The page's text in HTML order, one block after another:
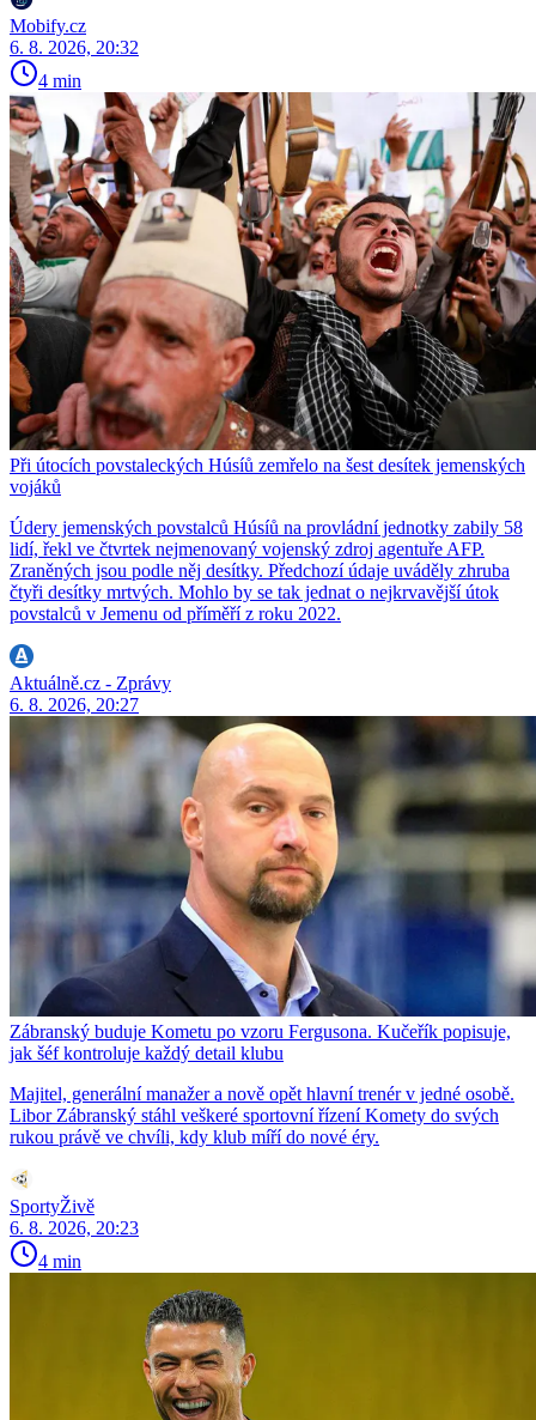
Mobify.cz
6. 8. 2026, 20:32
4 min
Při útocích povstaleckých Húsíů zemřelo na šest desítek jemenských
vojáků
Údery jemenských povstalců Húsíů na provládní jednotky zabily 58
lidí, řekl ve čtvrtek nejmenovaný vojenský zdroj agentuře AFP.
Zraněných jsou podle něj desítky. Předchozí údaje uváděly zhruba
čtyři desítky mrtvých. Mohlo by se tak jednat o nejkrvavější útok
povstalců v Jemenu od příměří z roku 2022.
Aktuálně.cz - Zprávy
6. 8. 2026, 20:27
Zábranský buduje Kometu po vzoru Fergusona. Kučeřík popisuje,
jak šéf kontroluje každý detail klubu
Majitel, generální manažer a nově opět hlavní trenér v jedné osobě.
Libor Zábranský stáhl veškeré sportovní řízení Komety do svých
rukou právě ve chvíli, kdy klub míří do nové éry.
SportyŽivě
6. 8. 2026, 20:23
4 min